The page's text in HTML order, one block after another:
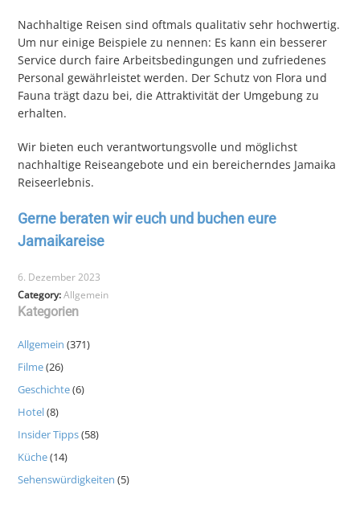
Nachhaltige Reisen sind oftmals qualitativ sehr hochwertig.
Um nur einige Beispiele zu nennen: Es kann ein besserer
Service durch faire Arbeitsbedingungen und zufriedenes
Personal gewährleistet werden. Der Schutz von Flora und
Fauna trägt dazu bei, die Attraktivität der Umgebung zu
erhalten.
Wir bieten euch verantwortungsvolle und möglichst
nachhaltige Reiseangebote und ein bereicherndes Jamaika
Reiseerlebnis.
Gerne beraten wir euch und buchen eure
Jamaikareise
6. Dezember 2023
Category:Allgemein
Kategorien
Allgemein (371)
Filme(26)
Geschichte(6)
Hotel(8)
Insider Tipps(58)
Küche(14)
Sehenswürdigkeiten (5)